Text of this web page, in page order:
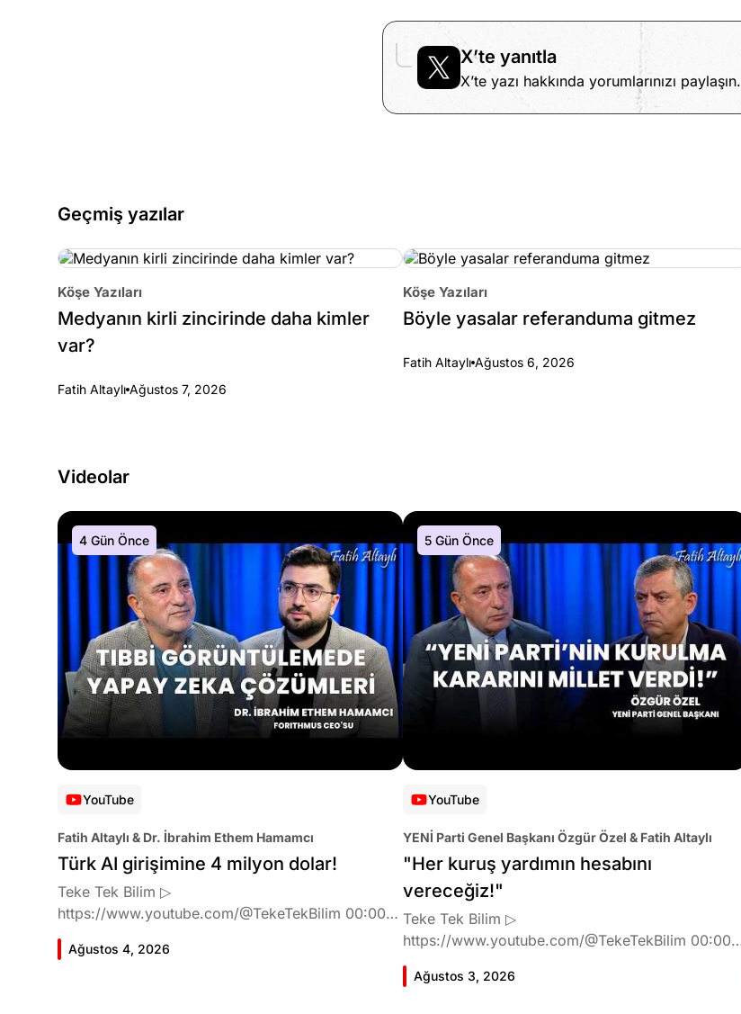
X’te yanıtla
X’te yazı hakkında yorumlarınızı paylaşın.
Geçmiş yazılar
Köşe Yazıları
Medyanın kirli zincirinde daha kimler
var?
Fatih Altaylı Ağustos 7, 2026
Köşe Yazıları
Böyle yasalar referanduma gitmez
Fatih Altaylı Ağustos 6, 2026
Videolar
4 Gün Önce
YouTube
Fatih Altaylı & Dr. İbrahim Ethem Hamamcı
Türk AI girişimine 4 milyon dolar!
Teke Tek Bilim ▷
https://www.youtube.com/@TekeTekBilim 00:00
Giriş 01:51 İbrahim Ethem Hamamcı kimdir ve
akademik çalışmaları neler? 10:54 Kendi şirketlerini
Ağustos 4, 2026
5 Gün Önce
YouTube
YENİ Parti Genel Başkanı Özgür Özel & Fatih Altaylı
"Her kuruş yardımın hesabını
vereceğiz!"
Teke Tek Bilim ▷
https://www.youtube.com/@TekeTekBilim 00:00
Giriş 01:58 Butlan kararı 05:58 Butlan kararı kimin
meselesi? 11:32 Kılıçdaroğlu bu günlerin sinyalini
Ağustos 3, 2026